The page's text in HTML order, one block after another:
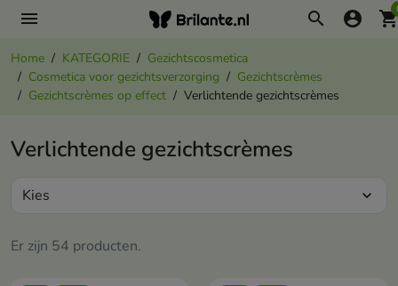
menu search account_circle
Home KATEGORIE
Gezichtscosmetica
Cosmetica voor gezichtsverzorging
Gezichtscrèmes
Gezichtscrèmes op effect
Verlichtende gezichtscrèmes
Verlichtende gezichtscrèmes
Er zijn 54 producten.
Kies expand_more